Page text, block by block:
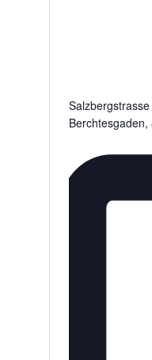
Salzbergstrasse
Berchtesgaden,